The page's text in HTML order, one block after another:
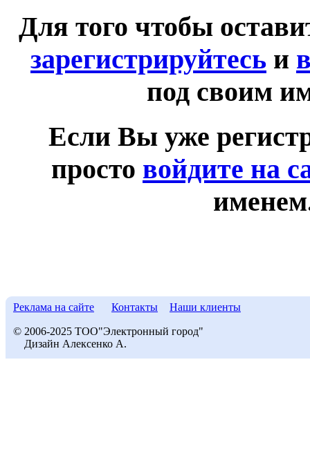
Для того чтобы
зарегистрируйтесь и
под своим
Если Вы уже
просто войдите на
Реклама на сайте Контакты Наши клиенты
© 2006-2025 ТОО"Электронный город"
Дизайн Алексенко А.